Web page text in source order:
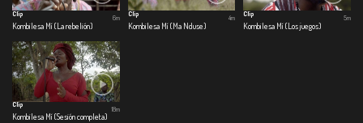
Clip
Kombilesa Mí (La rebelión)
6m
Clip
Kombilesa Mí (Ma Nduse)
4m
Clip
Kombilesa Mí (Los juegos)
5m
Clip
Kombilesa Mí (Sesión completa)
18m